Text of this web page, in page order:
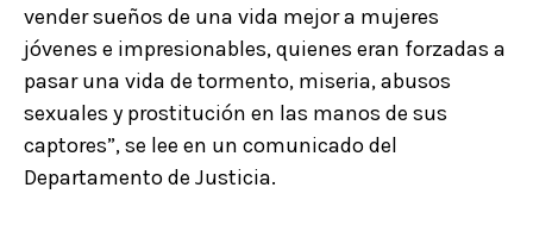
vender sueños de una vida mejor a mujeres
jóvenes e impresionables, quienes eran forzadas a
pasar una vida de tormento, miseria, abusos
sexuales y prostitución en las manos de sus
captores”, se lee en un comunicado del
Departamento de Justicia.